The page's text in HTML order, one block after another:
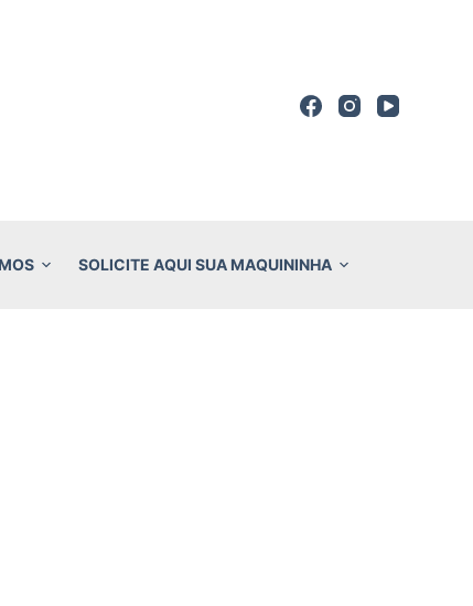
SOLICITE AQUI SUA MAQUININHA